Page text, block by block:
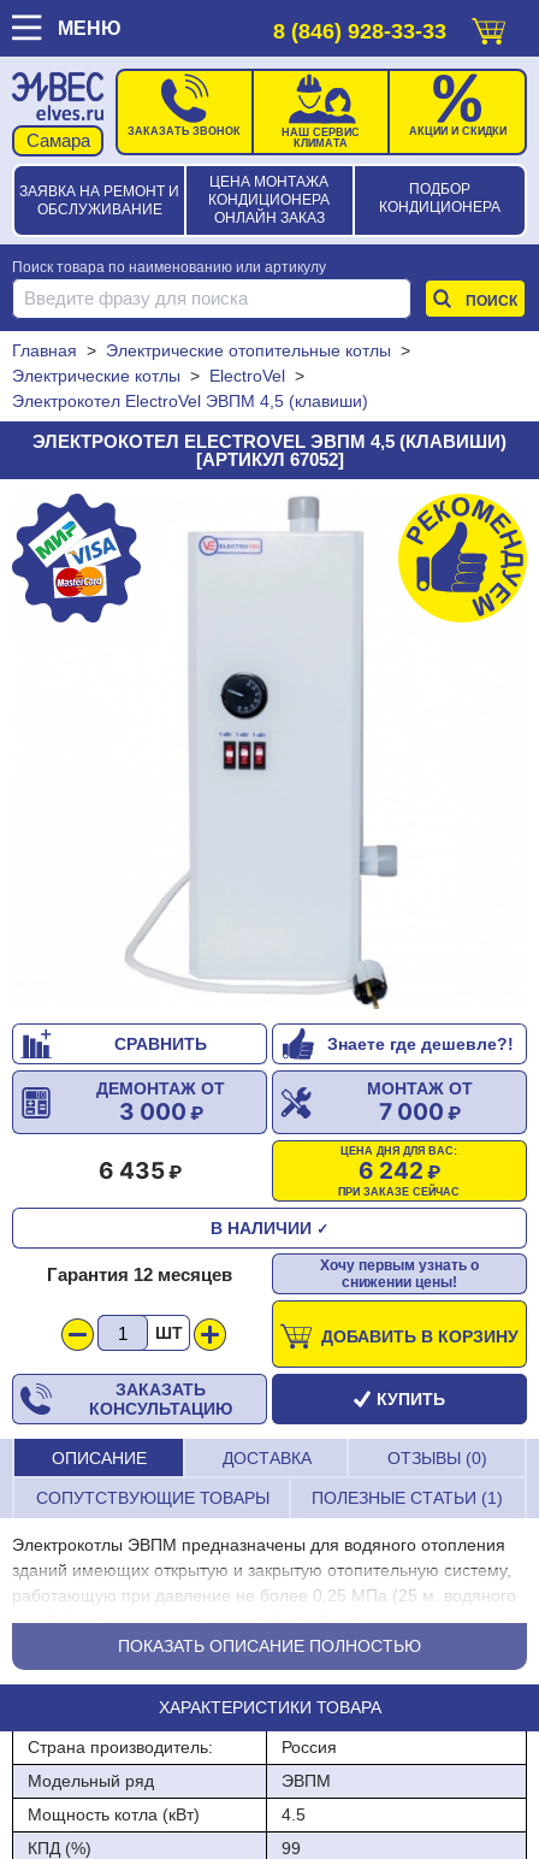
МЕНЮ 8 (846) 928-33-33
ЗАЯВКА НА РЕМОНТ И
ОБСЛУЖИВАНИЕ
ЦЕНА МОНТАЖА
КОНДИЦИОНЕРА
ОНЛАЙН ЗАКАЗ
ПОДБОР
КОНДИЦИОНЕРА
ЗАКАЗАТЬ ЗВОНОК
НАШ СЕРВИС
КЛИМАТА
АКЦИИ И СКИДКИ
Поиск товара по наименованию или артикулу
Главная > Электрические отопительные котлы >
Электрические котлы > ElectroVel >
Электрокотел ElectroVel ЭВПМ 4,5 (клавиши)
ЭЛЕКТРОКОТЕЛ ELECTROVEL ЭВПМ 4,5 (КЛАВИШИ)
[АРТИКУЛ 67052]
СРАВНИТЬ Знаете где дешевле?!
МОНТАЖ ОТ
7 000
ДЕМОНТАЖ ОТ
3 000
ЦЕНА ДНЯ ДЛЯ ВАС:
6 242
ПРИ ЗАКАЗЕ СЕЙЧАС
6 435
В НАЛИЧИИ ✓
Гарантия 12 месяцев
Хочу первым узнать о
снижении цены!
ШТ ДОБАВИТЬ В КОРЗИНУ
ЗАКАЗАТЬ
КОНСУЛЬТАЦИЮ
КУПИТЬ
ОПИСАНИЕ ДОСТАВКА ОТЗЫВЫ (0)
СОПУТСТВУЮЩИЕ ТОВАРЫ ПОЛЕЗНЫЕ СТАТЬИ (1)
Электрокотлы ЭВПМ предназначены для водяного отопления
зданий имеющих открытую и закрытую отопительную систему,
работающую при давление не более 0,25 МПа (25 м. водяного
столба), при напряжение т однофазной сети
220В.Водонагреватели могут использоваться автономно или
совместно с отопительными котлами, работающими на твердом
Управление-С лицевой панели
Для использования в закрытой системе отопленния требуется
приобретение насоса,расширительного мембранного бака и
группы безопасности.
ПОКАЗАТЬ ОПИСАНИЕ ПОЛНОСТЬЮ
ХАРАКТЕРИСТИКИ ТОВАРА
Страна производитель:
Россия
Модельный ряд
ЭВПМ
Мощность котла (кВт)
4.5
КПД (%)
99